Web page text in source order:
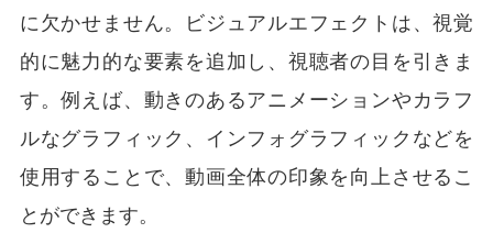
に欠かせません。ビジュアルエフェクトは、視覚
的に魅力的な要素を追加し、視聴者の目を引きま
す。例えば、動きのあるアニメーションやカラフ
ルなグラフィック、インフォグラフィックなどを
使用することで、動画全体の印象を向上させるこ
とができます。